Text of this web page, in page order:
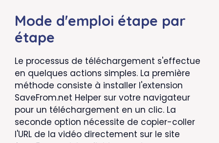
Mode d'emploi étape par
étape
Le processus de téléchargement s'effectue
en quelques actions simples. La première
méthode consiste à installer l'extension
SaveFrom.net Helper sur votre navigateur
pour un téléchargement en un clic. La
seconde option nécessite de copier-coller
l'URL de la vidéo directement sur le site